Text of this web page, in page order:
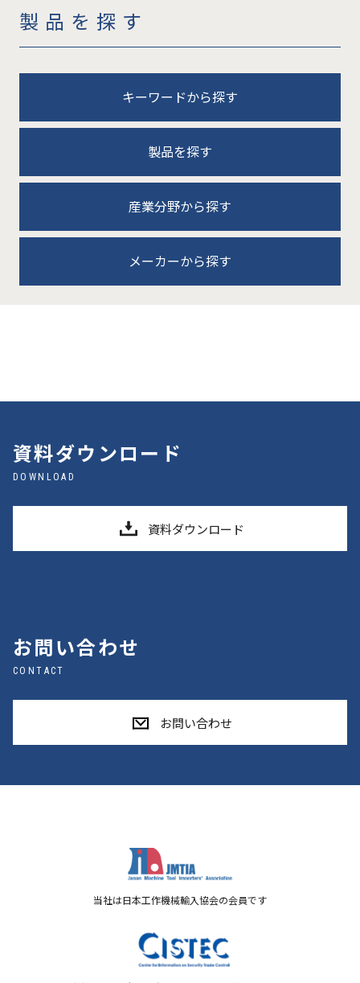
製品を探す
キーワードから探す
製品を探す
産業分野から探す
メーカーから探す
資料ダウンロード
DOWNLOAD
資料ダウンロード
お問い合わせ
CONTACT
お問い合わせ
当社は日本工作機械輸入協会の会員です